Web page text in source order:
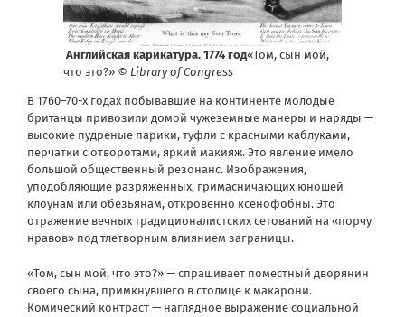
Английская карикатура. 1774 год«Том, сын мой,
что это?» © Library of Congress
В 1760–70-х годах побывавшие на континенте молодые
британцы привозили домой чужеземные манеры и наряды —
высокие пудреные парики, туфли с красными каблуками,
перчатки с отворотами, яркий макияж. Это явление имело
большой общественный резонанс. Изображения,
уподобляющие разряженных, гримасничающих юношей
клоунам или обезьянам, откровенно ксенофобны. Это
отражение вечных традиционалистских сетований на «порчу
нравов» под тлетворным влиянием заграницы.
«Том, сын мой, что это?» — спрашивает поместный дворянин
своего сына, примкнувшего в столице к макарони.
Комический контраст — наглядное выражение социальной